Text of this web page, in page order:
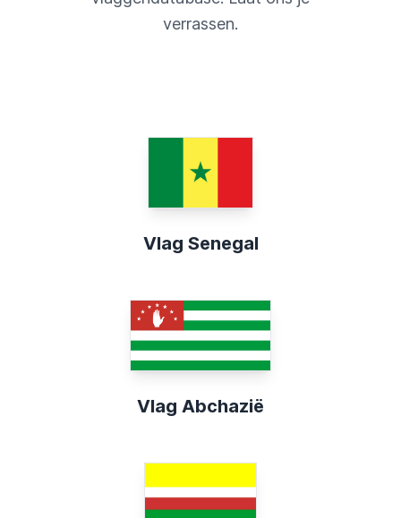
verrassen.
Vlag Senegal
Vlag Abchazië